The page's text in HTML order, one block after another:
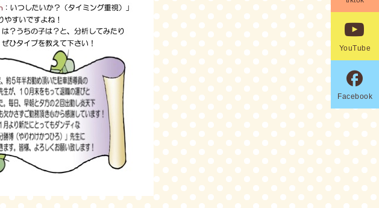

YouTube

Facebook